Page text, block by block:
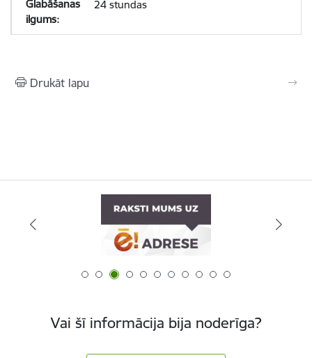
24 stundas
Drukāt lapu
Vai šī informācija bija noderīga?